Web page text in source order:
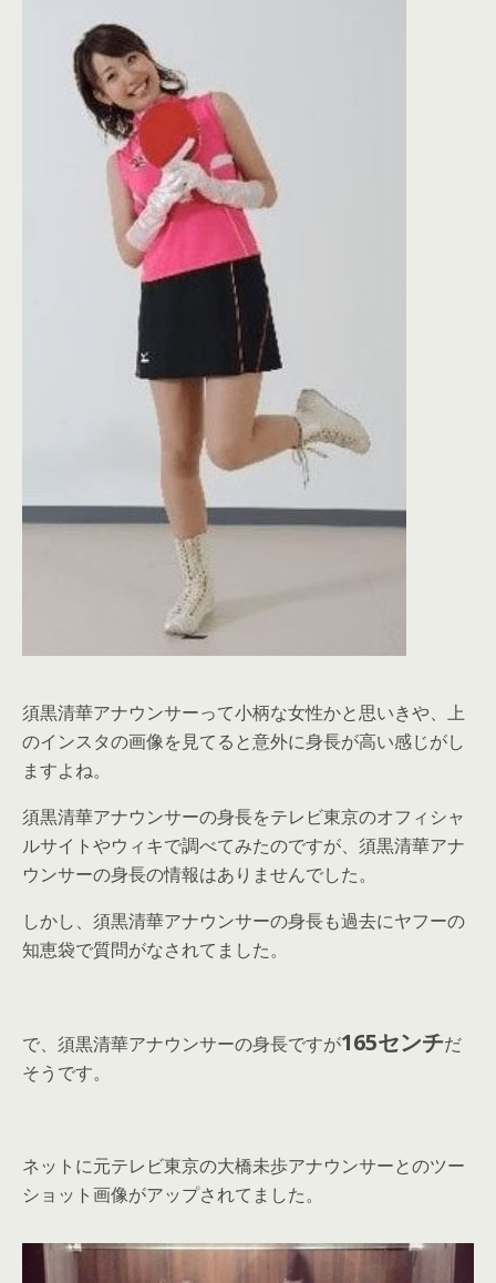
須黒清華アナウンサーって小柄な女性かと思いきや、上
のインスタの画像を見てると意外に身長が高い感じがし
ますよね。
須黒清華アナウンサーの身長をテレビ東京のオフィシャ
ルサイトやウィキで調べてみたのですが、須黒清華アナ
ウンサーの身長の情報はありませんでした。
しかし、須黒清華アナウンサーの身長も過去にヤフーの
知恵袋で質問がなされてました。
で、須黒清華アナウンサーの身長ですが165センチだ
そうです。
ネットに元テレビ東京の大橋未歩アナウンサーとのツー
ショット画像がアップされてました。